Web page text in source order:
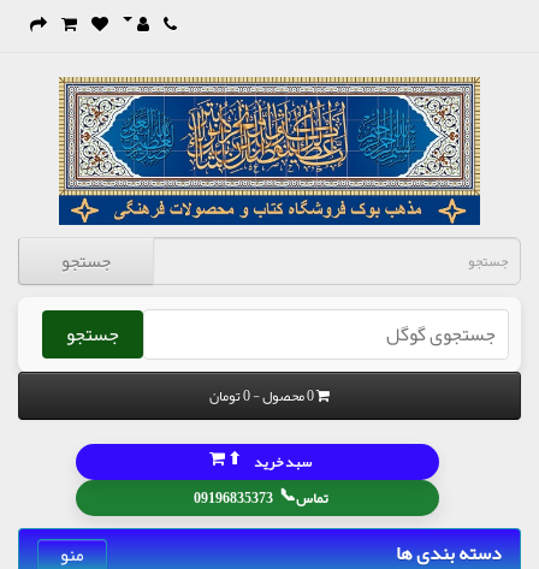
جستجو
جستجو
0 محصول - 0 تومان
تماس📞
09196835373
سبد خرید ⬆
دسته بندی ها منو